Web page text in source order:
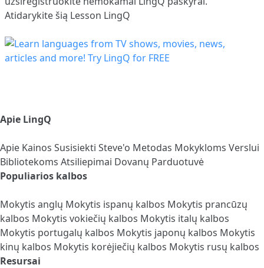
Atidarykite šią Lesson LingQ
Apie LingQ
Apie Kainos Susisiekti Steve'o Metodas Mokykloms Verslui
Bibliotekoms Atsiliepimai Dovanų Parduotuvė
Populiarios kalbos
Mokytis anglų Mokytis ispanų kalbos Mokytis prancūzų
kalbos Mokytis vokiečių kalbos Mokytis italų kalbos
Mokytis portugalų kalbos Mokytis japonų kalbos Mokytis
kinų kalbos Mokytis korėjiečių kalbos Mokytis rusų kalbos
Resursai